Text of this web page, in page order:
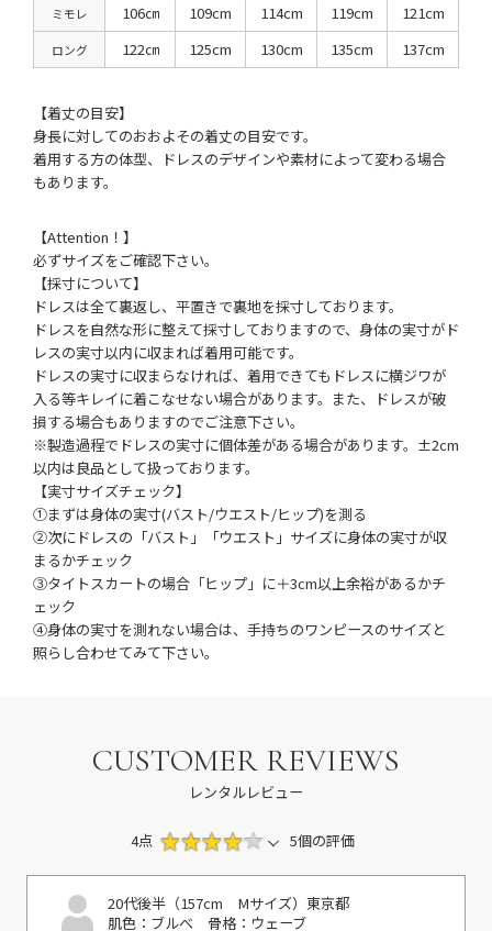
ミモレ 106㎝ 109cm 114cm 119cm 121cm
ロング 122㎝ 125cm 130cm 135cm 137cm
【着丈の目安】
身長に対してのおおよその着丈の目安です。
着用する方の体型、ドレスのデザインや素材によって変わる場合
もあります。
【Attention！】
必ずサイズをご確認下さい。
【採寸について】
ドレスは全て裏返し、平置きで裏地を採寸しております。
ドレスを自然な形に整えて採寸しておりますので、身体の実寸がド
レスの実寸以内に収まれば着用可能です。
ドレスの実寸に収まらなければ、着用できてもドレスに横ジワが
入る等キレイに着こなせない場合があります。また、ドレスが破
損する場合もありますのでご注意下さい。
※製造過程でドレスの実寸に個体差がある場合があります。±2cm
以内は良品として扱っております。
【実寸サイズチェック】
①まずは身体の実寸(バスト/ウエスト/ヒップ)を測る
②次にドレスの「バスト」「ウエスト」サイズに身体の実寸が収
まるかチェック
③タイトスカートの場合「ヒップ」に＋3cm以上余裕があるかチ
ェック
④身体の実寸を測れない場合は、手持ちのワンピースのサイズと
照らし合わせてみて下さい。
CUSTOMER REVIEWS
レンタルレビュー
4点 5個の評価
20代後半（157cm Mサイズ） 東京都
肌色：ブルべ 骨格：ウェーブ